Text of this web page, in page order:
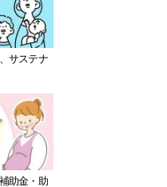
サステナ
助金・助